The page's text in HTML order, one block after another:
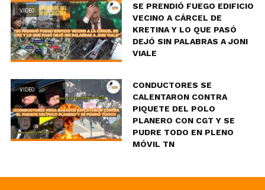
VIDEO
SE PRENDIÓ FUEGO EDIFICIO
VECINO A CÁRCEL DE
KRETINA Y LO QUE PASÓ
DEJÓ SIN PALABRAS A JONI
VIALE
VIDEO
CONDUCTORES SE
CALENTARON CONTRA
PIQUETE DEL POLO
PLANERO CON CGT Y SE
PUDRE TODO EN PLENO
MÓVIL TN